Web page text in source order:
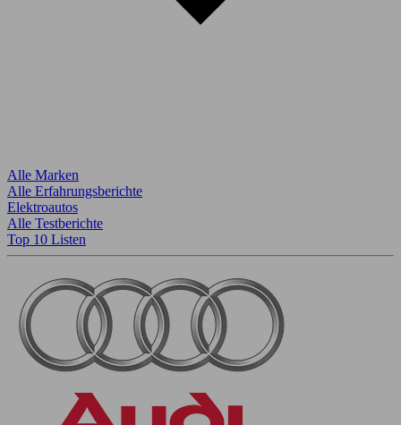
Alle Marken
Alle Erfahrungsberichte
Elektroautos
Alle Testberichte
Top 10 Listen